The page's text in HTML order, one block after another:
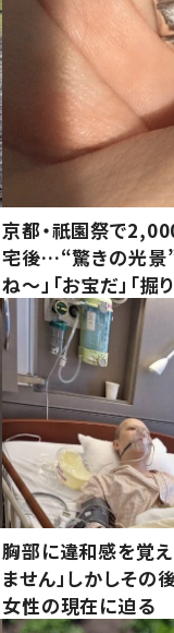
京都・祇園祭で
宅後…“驚きの光景
ね～」「お宝だ」「掘
胸部に違和感を覚
ません」しかしそ
女性の現在に迫る